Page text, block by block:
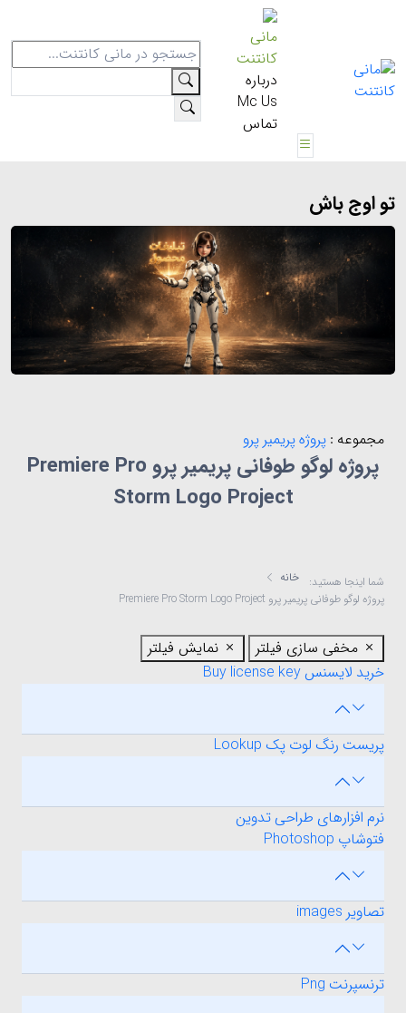
مانی
کانتنت
درباره
Mc Us
تماس
تو اوج باش
مجموعه : پروژه پریمیر پرو
پروژه لوگو طوفانی پریمیر پرو Premiere Pro
Storm Logo Project
شما اینجا هستید:
خانه
پروژه لوگو طوفانی پریمیر پرو Premiere Pro Storm Logo Project
مخفی سازی فیلتر
نمایش فیلتر
خرید لایسنس Buy license key
پریست رنگ لوت پک Lookup
نرم افزارهای طراحی تدوین
فتوشاپ Photoshop
تصاویر images
ترنسپرنت Png